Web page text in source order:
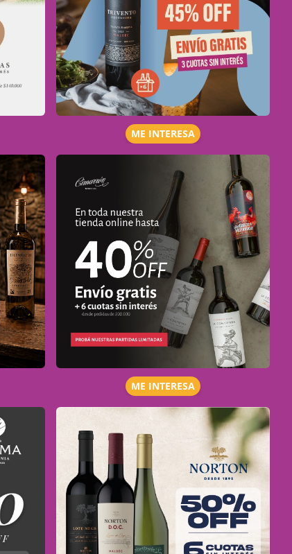
ME INTERESA
ME INTERESA